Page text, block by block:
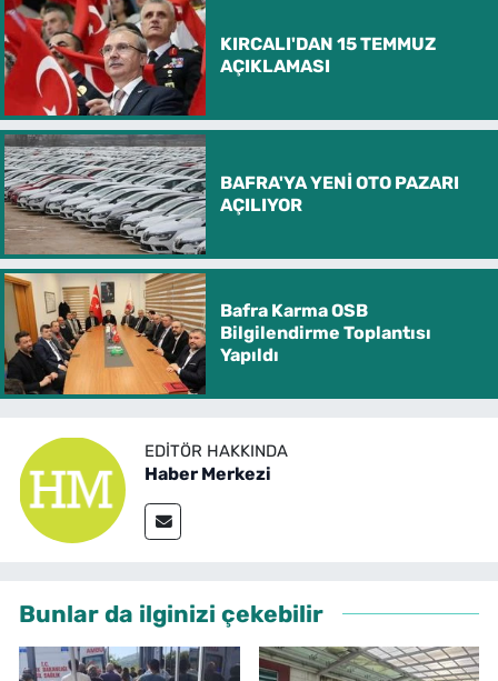
KIRCALI'DAN 15 TEMMUZ
AÇIKLAMASI
BAFRA'YA YENİ OTO PAZARI
AÇILIYOR
Bafra Karma OSB
Bilgilendirme Toplantısı
Yapıldı
EDITÖR HAKKINDA
Haber Merkezi
Bunlar da ilginizi çekebilir